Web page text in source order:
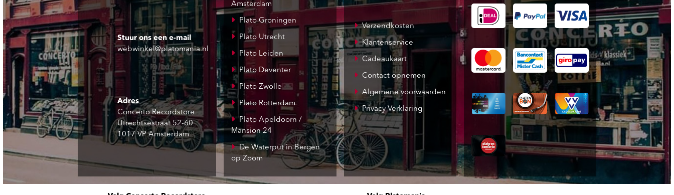
Stuur ons een e-mail
webwinkel@platomania.nl
Adres
Concerto Recordstore
Utrechtsestraat 52-60
1017 VP Amsterdam
Amsterdam
Plato Groningen
Plato Utrecht
Plato Leiden
Plato Deventer
Plato Zwolle
Plato Rotterdam
Plato Apeldoorn /
Mansion 24
De Waterput in Bergen
op Zoom
Verzendkosten
Klantenservice
Cadeaukaart
Contact opnemen
Algemene voorwaarden
Privacy Verklaring